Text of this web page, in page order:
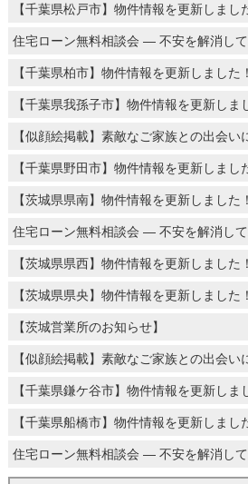
【千葉県松戸市】物件情報を更新しまし
住宅ローン無料相談会 ― 不安を解消して
【千葉県柏市】物件情報を更新しました！
【千葉県我孫子市】物件情報を更新しま
【似顔絵掲載】素敵なご家族との出会い
【千葉県野田市】物件情報を更新しまし
【茨城県県南】物件情報を更新しました！
住宅ローン無料相談会 ― 不安を解消して
【茨城県県西】物件情報を更新しました！
【茨城県県央】物件情報を更新しました！
【茨城営業所のお知らせ】
【似顔絵掲載】素敵なご家族との出会い
【千葉県鎌ケ谷市】物件情報を更新しま
【千葉県船橋市】物件情報を更新しまし
住宅ローン無料相談会 ― 不安を解消して